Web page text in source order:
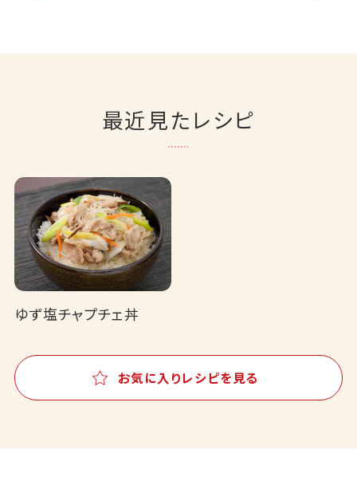
最近見たレシピ
ゆず塩チャプチェ丼
お気に入りレシピを見る